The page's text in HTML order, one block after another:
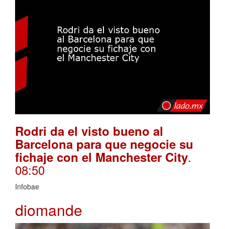
Rodri da el visto bueno al
Barcelona para que negocie su
fichaje con el Manchester City.
08:50
Infobae
diomande